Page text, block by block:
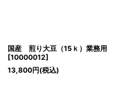
国産 煎り大豆（15ｋ）業務用
[10000012]
13,800円(税込)